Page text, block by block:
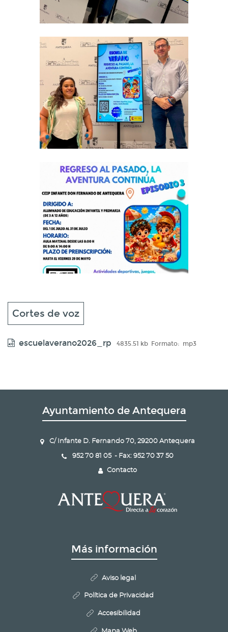
Cortes de voz
escuelaverano2026_rp 4835.51 kb Formato: mp3
Ayuntamiento de Antequera
C/ Infante D. Fernando 70, 29200 Antequera
952 70 81 05 - Fax: 952 70 37 50
Contacto
Más información
Aviso legal
Política de Privacidad
Accesibilidad